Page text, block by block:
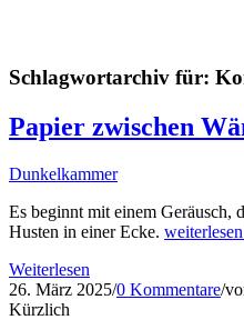
Schlagwortarchiv für:
Papier zwischen
Dunkelkammer
Es beginnt mit einem Geräusch,
Husten in einer Ecke. weiterlesen
Weiterlesen
26. März 2025/0 Kommentare/
Kürzlich